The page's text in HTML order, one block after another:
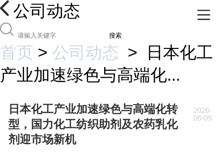
公司动态
搜索
首页 > 公司动态 >
日本化工
产业加速绿色与高端化...
日本化工产业加速绿色与高端化转
型，国力化工纺织助剂及农药乳化
剂迎市场新机
2026-
06-09